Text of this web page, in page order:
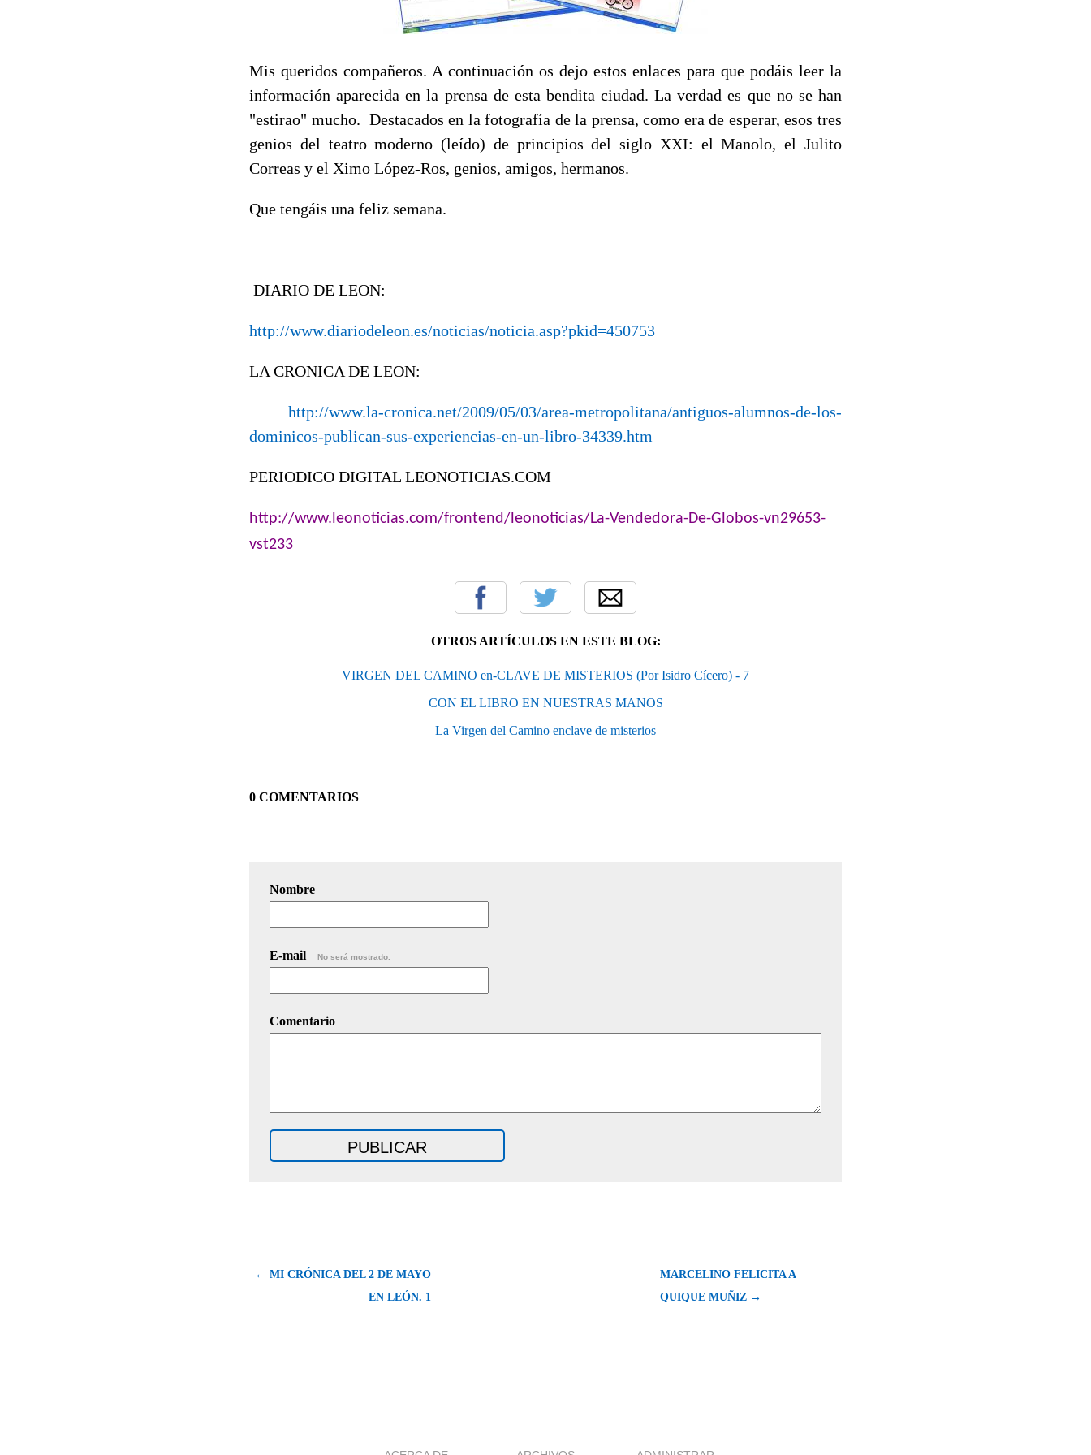
Mis queridos compañeros. A continuación os dejo estos enlaces para que podáis leer la
información aparecida en la prensa de esta bendita ciudad. La verdad es que no se han
"estirao" mucho. Destacados en la fotografía de la prensa, como era de esperar, esos tres
genios del teatro moderno (leído) de principios del siglo XXI: el Manolo, el Julito
Correas y el Ximo López-Ros, genios, amigos, hermanos.
Que tengáis una feliz semana.
DIARIO DE LEON:
http://www.diariodeleon.es/noticias/noticia.asp?pkid=450753
LA CRONICA DE LEON:
http://www.la-cronica.net/2009/05/03/area-metropolitana/antiguos-alumnos-de-los-
dominicos-publican-sus-experiencias-en-un-libro-34339.htm
PERIODICO DIGITAL LEONOTICIAS.COM
http://www.leonoticias.com/frontend/leonoticias/La-Vendedora-De-Globos-vn29653-
vst233
OTROS ARTÍCULOS EN ESTE BLOG:
VIRGEN DEL CAMINO en-CLAVE DE MISTERIOS (Por Isidro Cícero) - 7
CON EL LIBRO EN NUESTRAS MANOS
La Virgen del Camino enclave de misterios
0 COMENTARIOS
Nombre
E-mail No será mostrado.
Comentario
← MI CRÓNICA DEL 2 DE MAYO
EN LEÓN. 1
MARCELINO FELICITA A
QUIQUE MUÑIZ →